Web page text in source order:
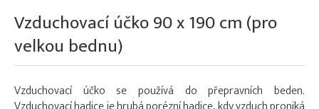
O firmě
Kontakt
Vzduchovací účko 90 x 190 cm (pro
velkou bednu)
Vzduchovací účko se používá do přepravních beden.